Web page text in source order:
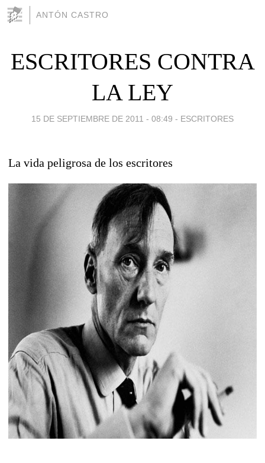
ANTÓN CASTRO
ESCRITORES CONTRA
LA LEY
15 DE SEPTIEMBRE DE 2011 - 08:49 - ESCRITORES
La vida peligrosa de los escritores